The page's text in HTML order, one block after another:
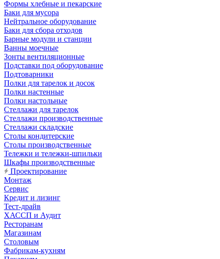
Формы хлебные и пекарские
Баки для мусора
Нейтральное оборудование
Баки для сбора отходов
Барные модули и станции
Ванны моечные
Зонты вентиляционные
Подставки под оборудование
Подтоварники
Полки для тарелок и досок
Полки настенные
Полки настольные
Стеллажи для тарелок
Стеллажи производственные
Стеллажи складские
Столы кондитерские
Столы производственные
Тележки и тележки-шпильки
Шкафы производственные
Проектирование
Монтаж
Сервис
Кредит и лизинг
Тест-драйв
ХАССП и Аудит
Ресторанам
Магазинам
Столовым
Фабрикам-кухням